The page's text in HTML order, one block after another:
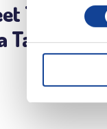
Tennis -
9.11.